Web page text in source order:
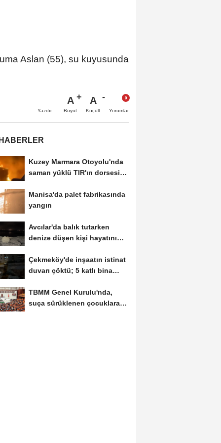
Aslan (55), su kuyusunda
Yazdır
A
Büyüt
A
Küçült Yorumlar
Kuzey Marmara Otoyolu'nda
saman yüklü TIR'ın dorsesi
Manisa'da palet fabrikasında
yangın
Avcılar'da balık tutarken
denize düşen kişi hayatını
Çekmeköy'de inşaatın istinat
duvarı çöktü; 5 katlı bina
TBMM Genel Kurulu'nda,
suça sürüklenen çocuklara